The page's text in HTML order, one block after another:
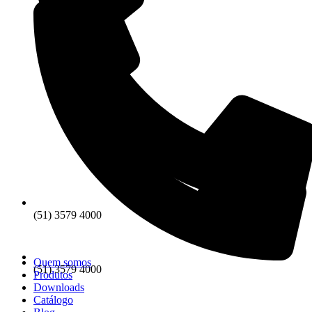
(51) 3579 4000
(51) 3579 4000
Quem somos
Produtos
Downloads
Catálogo